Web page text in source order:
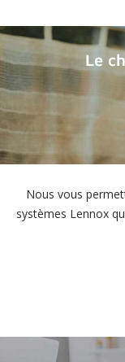
Le
Nous vous
systèmes Lennox